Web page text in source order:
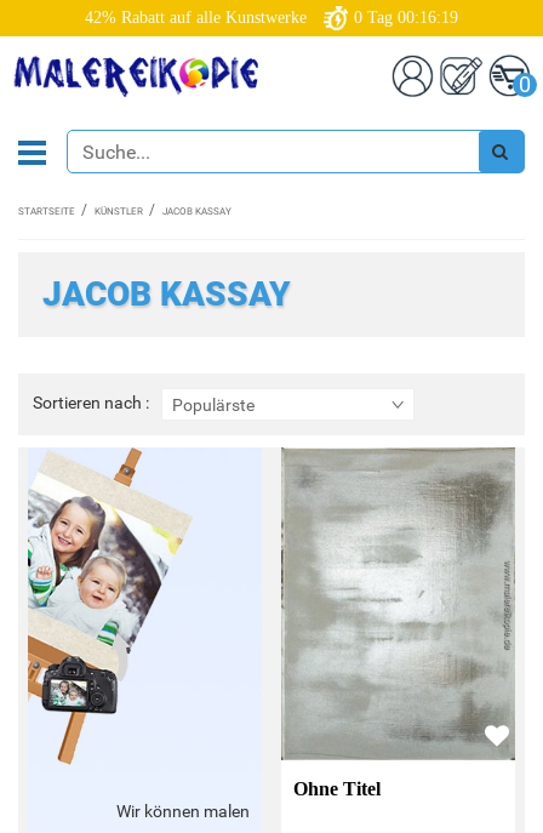
42% Rabatt auf alle Kunstwerke 0 Tag 00:16:19
0
STARTSEITE KÜNSTLER JACOB KASSAY
JACOB KASSAY
Sortieren nach : Populärste
Sortieren
nach
Wir können malen
Ohne Titel